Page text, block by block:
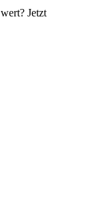
Jetzt